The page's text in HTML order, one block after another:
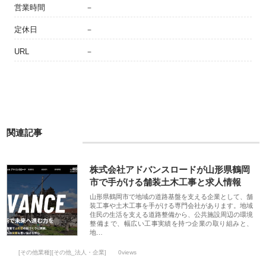
営業時間 －
定休日 －
URL －
関連記事
株式会社アドバンスロードが山形県鶴岡
市で手がける舗装土木工事と求人情報
山形県鶴岡市で地域の道路基盤を支える企業として、舗
装工事や土木工事を手がける専門会社があります。地域
住民の生活を支える道路整備から、公共施設周辺の環境
整備まで、幅広い工事実績を持つ企業の取り組みと、
地…
[その他業種][その他_法人・企業] 0views